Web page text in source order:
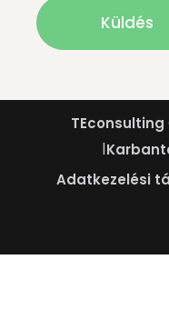
TEconsulting
|
Adatkezelési